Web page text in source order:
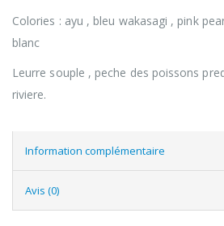
Colories : ayu , bleu wakasagi , pink
blanc
Leurre souple , peche des poissons
riviere.
Information complémentaire
Avis (0)